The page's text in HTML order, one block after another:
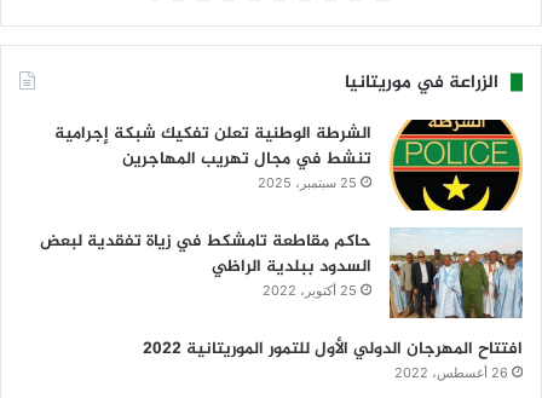
الزراعة في موريتانيا
الشرطة الوطنية تعلن تفكيك شبكة إجرامية
تنشط في مجال تهريب المهاجرين
25 سبتمبر، 2025
حاكم مقاطعة تامشكط في زياة تفقدية لبعض
السدود ببلدية الراظي
25 أكتوبر، 2022
افتتاح المهرجان الدولي الأول للتمور الموريتانية 2022
26 أغسطس، 2022